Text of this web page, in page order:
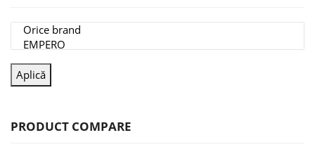
Aplică
PRODUCT COMPARE